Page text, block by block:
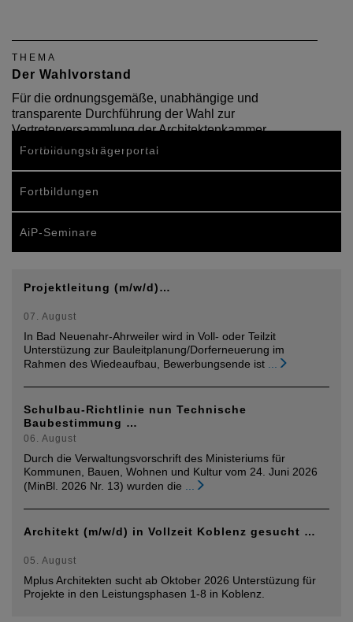
THEMA
Der Wahlvorstand
Für die ordnungsgemäße, unabhängige und
transparente Durchführung der Wahl zur
Vertreterversammlung der Architektenkammer
Rheinland-Pfalz ist ein Wahlvorstand verantwortlich.
Fortbildungsträgerportal
Fortbildungen
AiP-Seminare
Projektleitung (m/w/d)…
07. August
In Bad Neuenahr-Ahrweiler wird in Voll- oder Teilzit
Unterstüzung zur Bauleitplanung/Dorferneuerung im
Rahmen des Wiedeaufbau, Bewerbungsende ist
Schulbau-Richtlinie nun Technische
Baubestimmung …
06. August
Durch die Verwaltungsvorschrift des Ministeriums für
Kommunen, Bauen, Wohnen und Kultur vom 24. Juni 2026
(MinBl. 2026 Nr. 13) wurden die
Architekt (m/w/d) in Vollzeit Koblenz gesucht …
05. August
Mplus Architekten sucht ab Oktober 2026 Unterstüzung für
Projekte in den Leistungsphasen 1-8 in Koblenz.